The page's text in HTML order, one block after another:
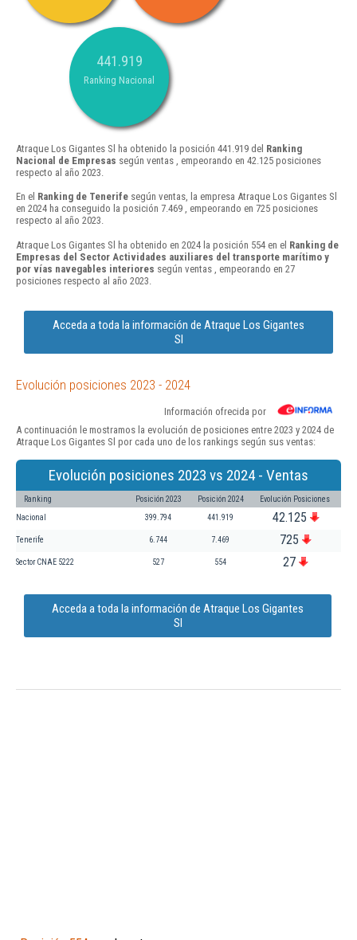
441.919
Ranking Nacional
Atraque Los Gigantes Sl ha obtenido la posición 441.919 del Ranking
Nacional de Empresas según ventas , empeorando en 42.125 posiciones
respecto al año 2023.
En el Ranking de Tenerife según ventas, la empresa Atraque Los Gigantes Sl
en 2024 ha conseguido la posición 7.469 , empeorando en 725 posiciones
respecto al año 2023.
Atraque Los Gigantes Sl ha obtenido en 2024 la posición 554 en el Ranking de
Empresas del Sector Actividades auxiliares del transporte marítimo y
por vías navegables interiores según ventas , empeorando en 27
posiciones respecto al año 2023.
Acceda a toda la información de Atraque Los Gigantes
Sl
Evolución posiciones 2023 - 2024
Información ofrecida por
A continuación le mostramos la evolución de posiciones entre 2023 y 2024 de
Atraque Los Gigantes Sl por cada uno de los rankings según sus ventas:
Evolución posiciones 2023 vs 2024 - Ventas
Ranking Posición 2023 Posición 2024 Evolución Posiciones
Nacional 399.794 441.919 42.125
Tenerife 6.744 7.469 725
Sector CNAE 5222 527 554 27
Acceda a toda la información de Atraque Los Gigantes
Sl